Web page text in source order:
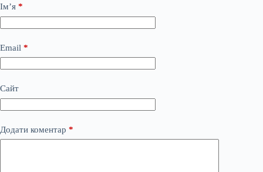
Ім’я *
Email *
Сайт
Додати коментар *